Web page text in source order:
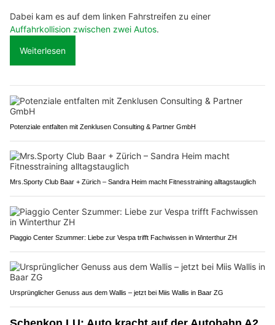
Dabei kam es auf dem linken Fahrstreifen zu einer
Auffahrkollision zwischen zwei Autos.
Weiterlesen
Potenziale entfalten mit Zenklusen Consulting & Partner GmbH
Mrs.Sporty Club Baar + Zürich – Sandra Heim macht Fitnesstraining alltagstauglich
Piaggio Center Szummer: Liebe zur Vespa trifft Fachwissen in Winterthur ZH
Ursprünglicher Genuss aus dem Wallis – jetzt bei Miis Wallis in Baar ZG